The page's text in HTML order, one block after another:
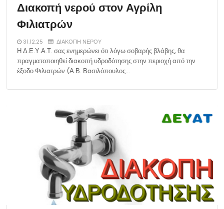
Διακοπή νερού στον Αγρίλη
Φιλιατρών
31.12.25 ΔΙΑΚΟΠΗ ΝΕΡΟΥ
Η Δ.Ε.Υ.Α.Τ. σας ενημερώνει ότι λόγω σοβαρής βλάβης, θα
πραγματοποιηθεί διακοπή υδροδότησης στην περιοχή από την
έξοδο Φιλιατρών (Α.Β. Βασιλόπουλος…